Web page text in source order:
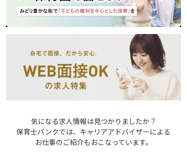
気になる求人情報は見つかりましたか？
保育士バンクでは、キャリアアドバイザーによる
お仕事のご紹介もおこなっています。